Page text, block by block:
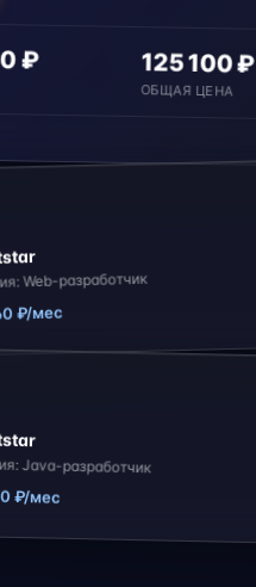
₽ 125 100 ₽
ОБЩАЯ ЦЕНА
Web-разработчик
₽/мес
Java-разработчик
₽/мес